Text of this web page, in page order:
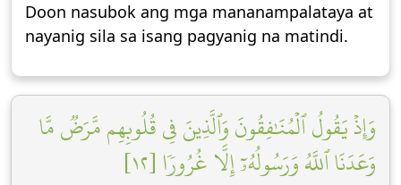
Doon nasubok ang mga mananampalataya at
nayanig sila sa isang pagyanig na matindi.
وَإِذۡ يَقُولُ ٱلۡمُنَٰفِقُونَ وَٱلَّذِينَ فِي قُلُوبِهِم مَّرَضٞ مَّا
وَعَدَنَا ٱللَّهُ وَرَسُولُهُۥٓ إِلَّا غُرُورٗا [١٢]